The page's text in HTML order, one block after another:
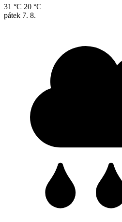
31 °C 20 °C
pátek 7. 8.